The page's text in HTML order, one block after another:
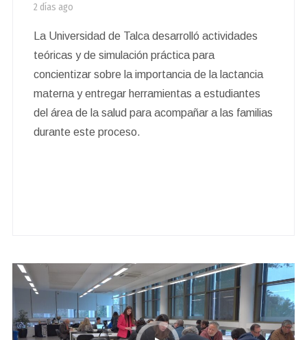
2 días ago
La Universidad de Talca desarrolló actividades
teóricas y de simulación práctica para
concientizar sobre la importancia de la lactancia
materna y entregar herramientas a estudiantes
del área de la salud para acompañar a las familias
durante este proceso.